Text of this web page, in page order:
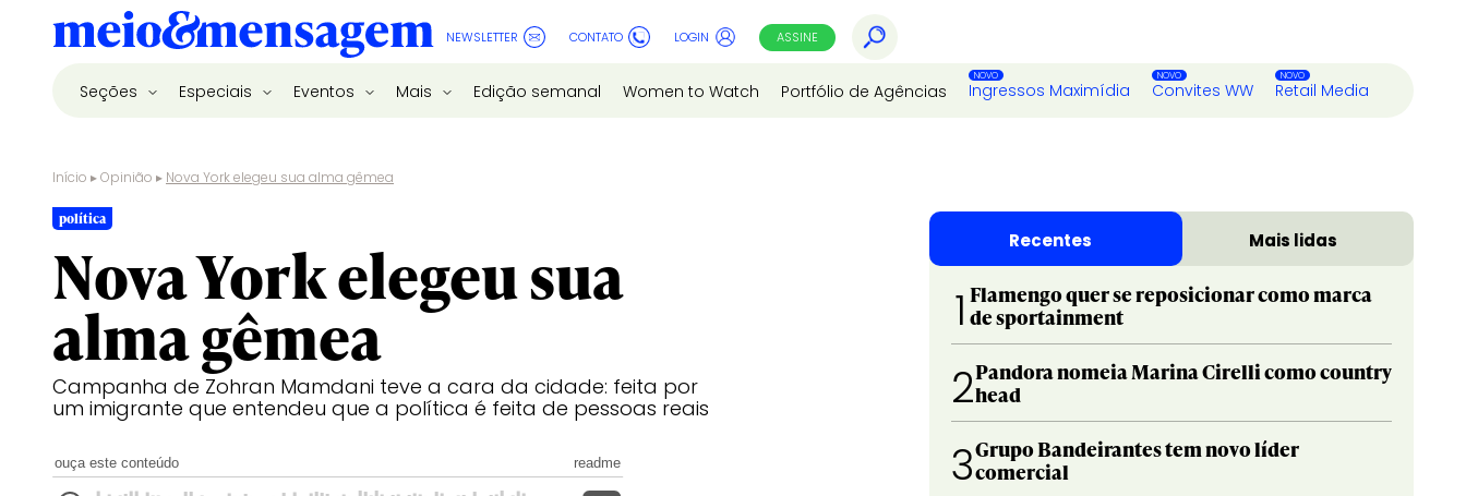
NEWSLETTER CONTATO LOGIN ASSINE
Seções Especiais Eventos Mais Edição semanal Women to Watch Portfólio de Agências Ingressos Maximídia Convites WW Retail Media
Início ▸Opinião ▸ Nova York elegeu sua alma gêmea
política
Nova York elegeu sua
alma gêmea
Campanha de Zohran Mamdani teve a cara da cidade: feita por
um imigrante que entendeu que a política é feita de pessoas reais
ouça este conteúdo readme
Recentes Mais lidas
1 Flamengo quer se reposicionar como marca
de sportainment
2Pandora nomeia Marina Cirelli como country
head
3Grupo Bandeirantes tem novo líder
comercial